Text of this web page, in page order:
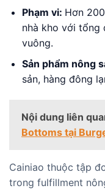
Phạm vi: Hơn
nhà kho với tổng
vuông.
Sản phẩm nông
sản, hàng đông
Nội dung liên
Bottoms tại
Cainiao thuộc tập
trong fulfillment